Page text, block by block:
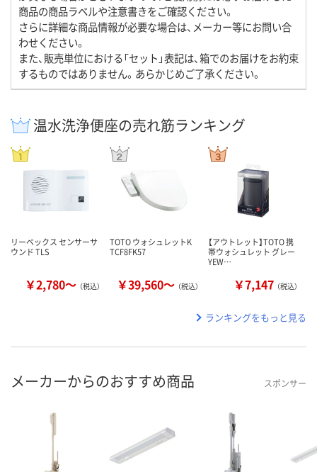
商品の商品ラベルや注意書きをご確認ください。
さらに詳細な商品情報が必要な場合は、メーカー等にお問い合
わせください。
また、販売単位における「セット」表記は、箱でのお届けをお約束
するものではありません。あらかじめご了承ください。
温水洗浄便座の売れ筋ランキング
リーベックス センサーサ
ウンド TLS
￥2,780～ （税込）
TOTO ウォシュレットK
TCF8FK57
￥39,560～ （税込）
【アウトレット】TOTO 携
帯ウォシュレット グレー
YEW…
￥7,147 （税込）
ランキングをもっと見る
メーカーからのおすすめ商品 スポンサー